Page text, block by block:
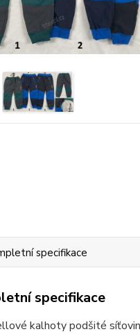
specifikace
specifikace
kalhoty podšité